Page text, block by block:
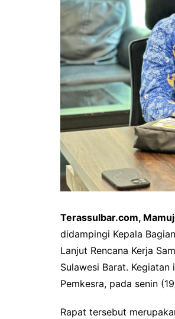
Terassulbar.com,
didampingi Kepala
Lanjut Rencana Kerja
Sulawesi Barat.
Pemkesra, pada senin
Rapat tersebut